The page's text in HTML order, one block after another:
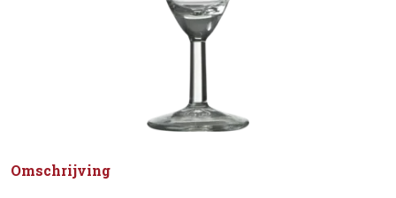
Omschrijving